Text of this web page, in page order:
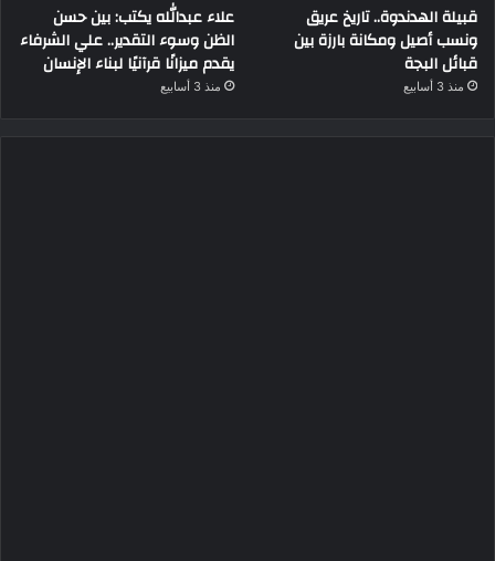
قبيلة الهدندوة.. تاريخ عريق
ونسب أصيل ومكانة بارزة بين
قبائل البجة
منذ 3 أسابيع
علاء عبدالله يكتب: بين حسن
الظن وسوء التقدير.. علي الشرفاء
يقدم ميزانًا قرآنيًا لبناء الإنسان
منذ 3 أسابيع